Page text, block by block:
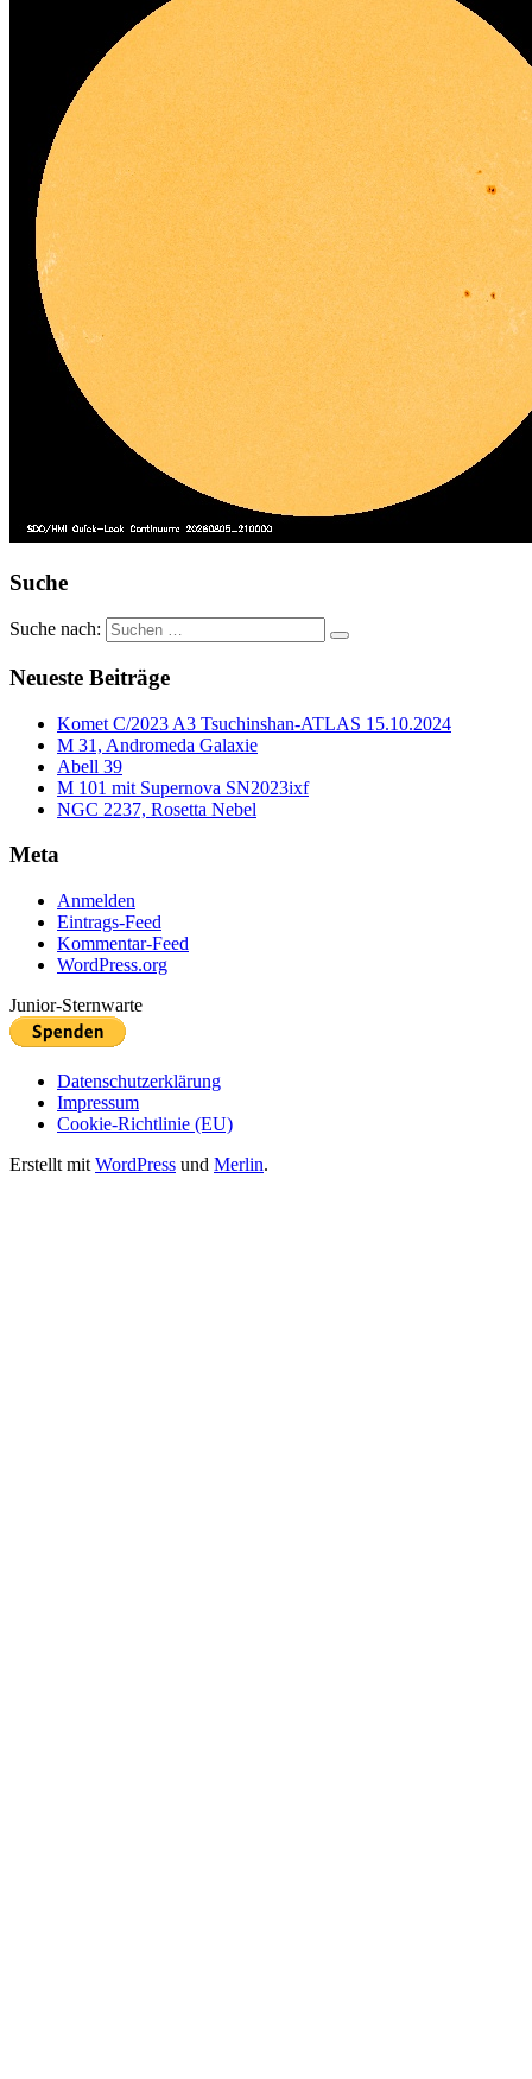
Suche
Suche nach:
Neueste Beiträge
Komet C/2023 A3 Tsuchinshan-ATLAS 15.10.2024
M 31, Andromeda Galaxie
Abell 39
M 101 mit Supernova SN2023ixf
NGC 2237, Rosetta Nebel
Meta
Anmelden
Eintrags-Feed
Kommentar-Feed
WordPress.org
Junior-Sternwarte
Datenschutzerklärung
Impressum
Cookie-Richtlinie (EU)
Erstellt mit WordPress und Merlin.